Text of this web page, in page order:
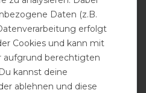
Eskadron Classic Sports
Daten (z.B.
erfolgt
Cookies und kann mit
aufgrund berechtigten
kannst deine
ablehnen und diese